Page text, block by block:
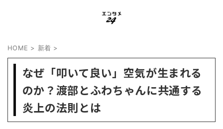
HOME > 新着 >
なぜ「叩いて良い」空気が生まれる
のか？渡部とふわちゃんに共通する
炎上の法則とは